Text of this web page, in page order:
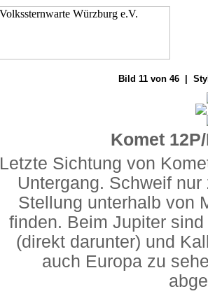
Bild 11 von 46 |
Komet
Letzte Sichtung von
Untergang. Schweif
Stellung unterhalb von
finden. Beim Jupiter
(direkt darunter) und
auch Europa zu